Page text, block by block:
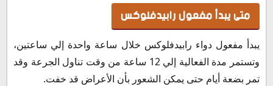
متى يبدأ مفعول رابيدفلوكس
يبدأ مفعول دواء رابيدفلوكس خلال ساعة واحدة إلي ساعتين،
وتستمر مدة الفعالية إلي 12 ساعة من وقت تناول الجرعة وقد
تمر بضعة أيام حتى يمكن الشعور بأن الأعراض قد خفت.